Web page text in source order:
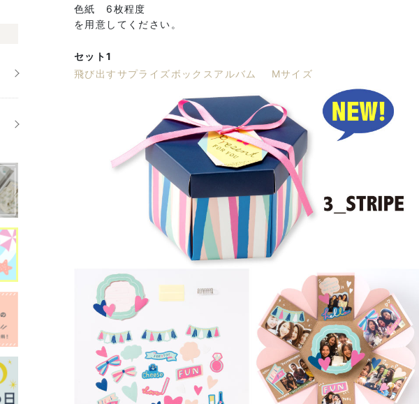
色紙 6枚程度
を用意してください。
セット1
飛び出すサプライズボックスアルバム Mサイズ